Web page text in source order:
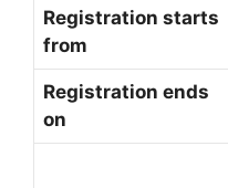
Registration starts
from
Registration ends
on